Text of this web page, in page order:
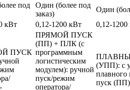
под
Один (более под
заказ)
Один
кВт 0,12-1200 кВт 0,12-1200
ПУСК
ПРЯМОЙ ПУСК
(ПП) + ПЛК (с
программным
логистическим
модулем): ручной
пуск/режим
оператора/
(УПП): с
плавного
пуск